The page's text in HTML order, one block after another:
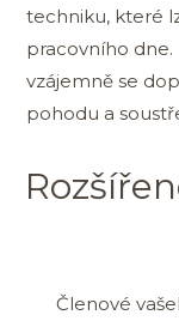
techniku, které
pracovního
vzájemně se
pohodu a
Členové